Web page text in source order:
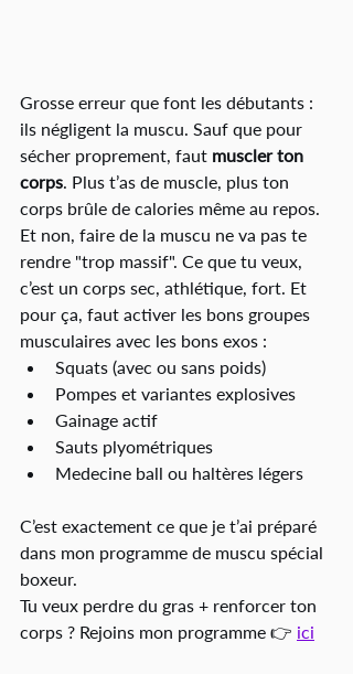
Grosse erreur que font les débutants :
ils négligent la muscu. Sauf que pour
sécher proprement, faut muscler ton
corps. Plus t’as de muscle, plus ton
corps brûle de calories même au repos.
Et non, faire de la muscu ne va pas te
rendre "trop massif". Ce que tu veux,
c’est un corps sec, athlétique, fort. Et
pour ça, faut activer les bons groupes
musculaires avec les bons exos :
Squats (avec ou sans poids)
Pompes et variantes explosives
Gainage actif
Sauts plyométriques
Medecine ball ou haltères légers
C’est exactement ce que je t’ai préparé
dans mon programme de muscu spécial
boxeur.
Tu veux perdre du gras + renforcer ton
corps ? Rejoins mon programme 👉 ici